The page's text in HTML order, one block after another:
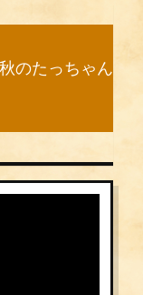
のたっちゃん